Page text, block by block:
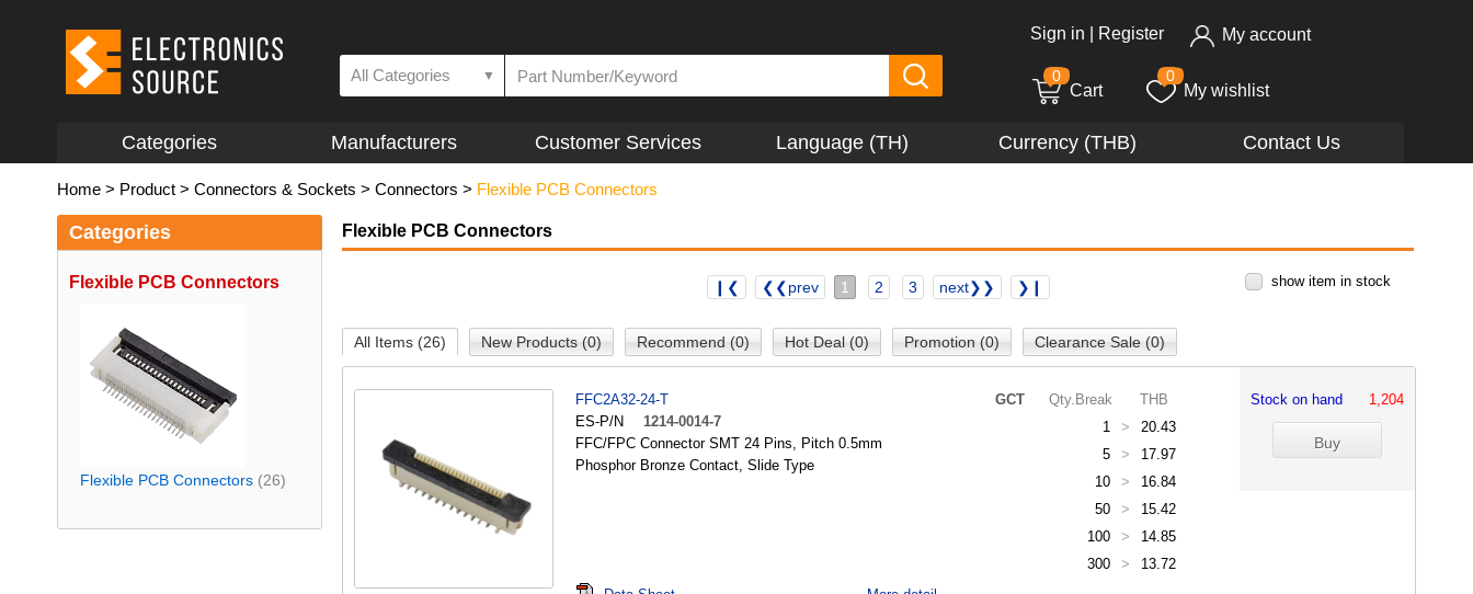
All Categories ▼
Sign in Register My account
0
Cart
0
My wishlist
Categories Manufacturers Customer Services Language (TH) Currency (THB) Contact Us
Home > Product > Connectors & Sockets > Connectors > Flexible PCB Connectors
Categories
Flexible PCB Connectors
Flexible PCB Connectors (26)
Flexible PCB Connectors
❙❮ ❮❮prev 1 2 3 next❯❯ ❯❙ show item in stock
All Items (26) New Products (0) Recommend (0) Hot Deal (0) Promotion (0) Clearance Sale (0)
FFC2A32-24-T
GCT
ES-P/N
1214-0014-7
FFC/FPC Connector SMT 24 Pins, Pitch 0.5mm
Phosphor Bronze Contact, Slide Type
Qty.Break
THB
1
>
20.43
5
>
17.97
10
>
16.84
50
>
15.42
100
>
14.85
300
> 13.72
Stock on hand 1,204